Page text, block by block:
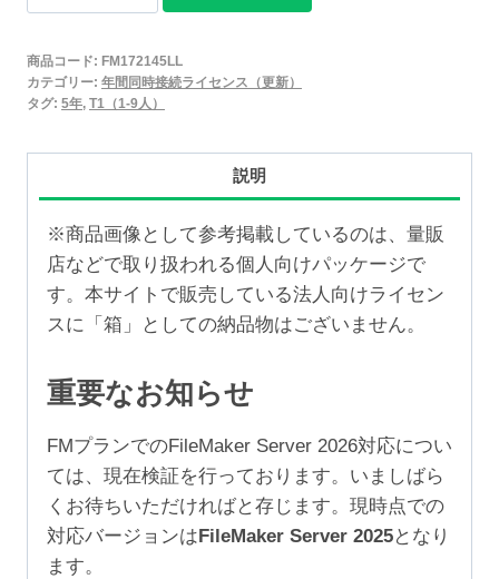
FileMaker
年
間
接
続
ラ
イ
セ
ス
更
新
5
年
（1-
9
商品コード: FM172145LL
カテゴリー: 年間同時接続ライセンス（更新）
タグ: 5年, T1（1-9人）
説明
※商品画像として参考掲載しているのは、量販
店などで取り扱われる個人向けパッケージで
す。本サイトで販売している法人向けライセン
スに「箱」としての納品物はございません。
重要なお知らせ
FMプランでのFileMaker Server 2026対応につい
ては、現在検証を行っております。いましばら
くお待ちいただければと存じます。現時点での
対応バージョンは FileMaker Server 2025となり
ます。